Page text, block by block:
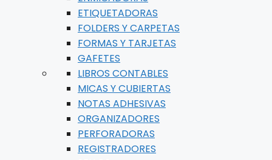
ETIQUETADORAS
FOLDERS Y CARPETAS
FORMAS Y TARJETAS
GAFETES
LIBROS CONTABLES
MICAS Y CUBIERTAS
NOTAS ADHESIVAS
ORGANIZADORES
PERFORADORAS
REGISTRADORES